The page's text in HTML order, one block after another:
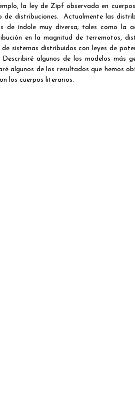
la ley de Zipf observada en
distribuciones. Actualmente las
de índole muy diversa; tales como la
en la magnitud de terremotos,
de sistemas distribuidos con leyes de
algunos de los modelos más
algunos de los resultados que hemos
los cuerpos literarios.